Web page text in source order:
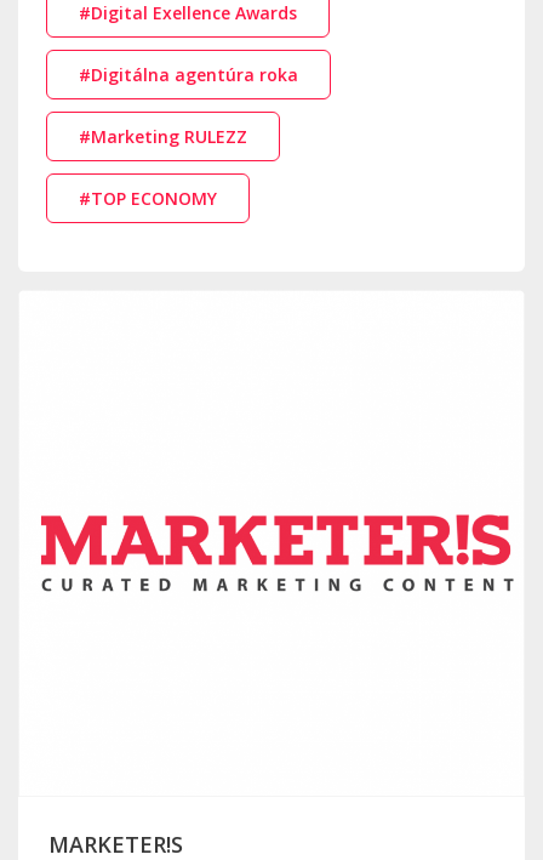
#Digital Exellence Awards
#Digitálna agentúra roka
#Marketing RULEZZ
#TOP ECONOMY
MARKETER!S